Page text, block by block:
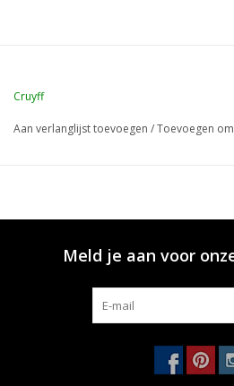
Cruyff
Aan verlanglijst toevoegen /Toevoegen
Meld je aan voor